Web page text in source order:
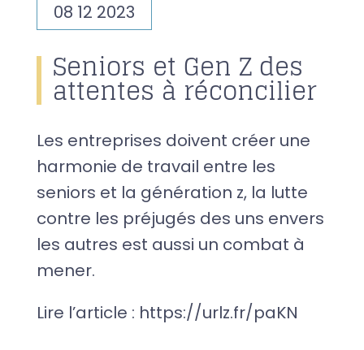
08 12 2023
Seniors et Gen Z des
attentes à réconcilier
Les entreprises doivent créer une
harmonie de travail entre les
seniors et la génération z, la lutte
contre les préjugés des uns envers
les autres est aussi un combat à
mener.
Lire l’article : https://urlz.fr/paKN